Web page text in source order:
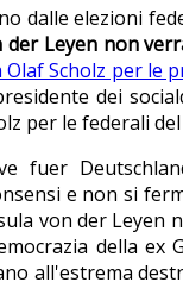
dalle elezioni
der Leyen non
Scholz per le
dei
per le federali
fuer
e non si
von der
della
all'estrema